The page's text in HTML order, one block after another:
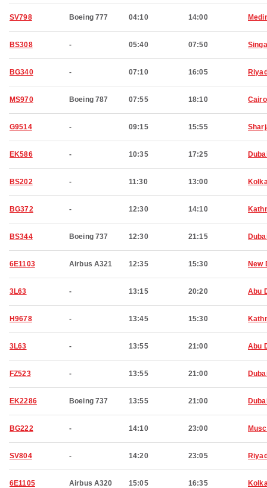
SV798 Boeing 777 04:10 14:00
BS308 - 05:40 07:50
BG340 - 07:10 16:05
MS970 Boeing 787 07:55 18:10 Cairo
G9514 - 09:15 15:55
EK586 - 10:35 17:25
BS202 - 11:30 13:00
BG372 - 12:30 14:10
BS344 Boeing 737 12:30 21:15
6E1103 Airbus A321 12:35 15:30 New
3L63 - 13:15 20:20 Abu
H9678 - 13:45 15:30
3L63 - 13:55 21:00 Abu
FZ523 - 13:55 21:00
EK2286 Boeing 737 13:55 21:00
BG222 - 14:10 23:00
SV804 - 14:20 23:05
6E1105 Airbus A320 15:05 16:35